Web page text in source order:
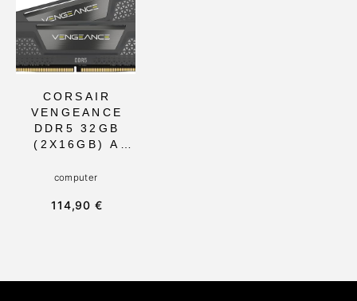
CL36, IDEAL
PARA
OVERCLOCKIN
G Y PERFILES
PERSONALIZAD
OS
CORSAIR
VENGEANCE
DDR5 32GB
(2X16GB) A
MEMORIA
COMPATIBILID
computer
114,90 €